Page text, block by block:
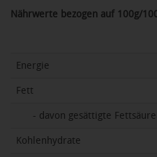
Nährwerte bezogen auf 100g/
Energie
Fett
- davon gesättigte
Kohlenhydrate